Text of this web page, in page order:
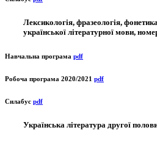
Лексикологія, фразеологія,
української літературної мови,
Навчальна програма pdf
Робоча програма 2020/2021 pdf
Силабус pdf
Українська література другої